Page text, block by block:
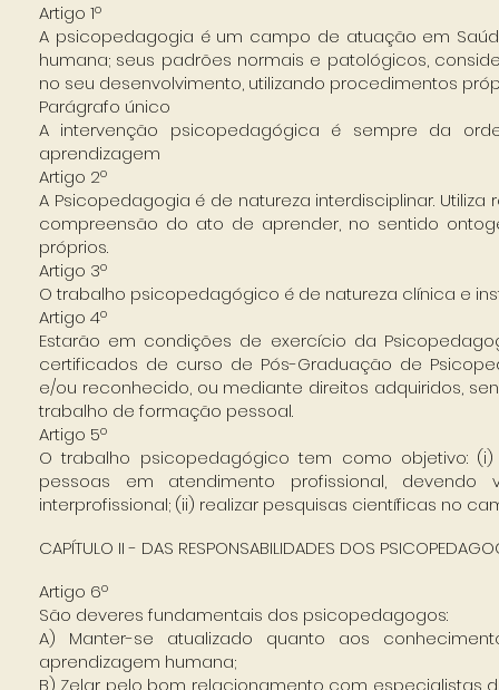
Artigo 1º
A psicopedagogia é um campo de atuação em
humana; seus padrões normais e patológicos,
no seu desenvolvimento, utilizando procedimentos
Parágrafo único
A intervenção psicopedagógica é sempre da
aprendizagem
Artigo 2º
A Psicopedagogia é de natureza interdisciplinar.
compreensão do ato de aprender, no sentido
próprios.
Artigo 3º
O trabalho psicopedagógico é de natureza clínica e
Artigo 4º
Estarão em condições de exercício da
certificados de curso de Pós-Graduação de
e/ou reconhecido, ou mediante direitos adquiridos,
trabalho de formação pessoal.
Artigo 5º
O trabalho psicopedagógico tem como objetivo:
pessoas em atendimento profissional,
interprofissional; (ii) realizar pesquisas científicas no
CAPÍTULO II - DAS RESPONSABILIDADES DOS
Artigo 6º
São deveres fundamentais dos psicopedagogos:
A) Manter-se atualizado quanto aos
aprendizagem humana;
B) Zelar pelo bom relacionamento com especialistas